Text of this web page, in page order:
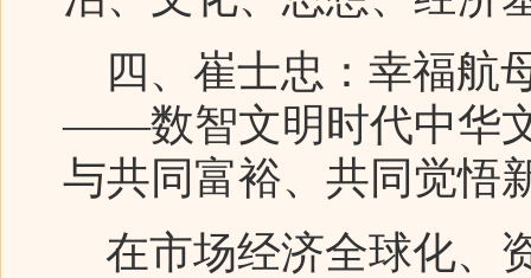
四、崔士忠：幸福航
——数智文明时代中华
与共同富裕、共同觉悟
在市场经济全球化、